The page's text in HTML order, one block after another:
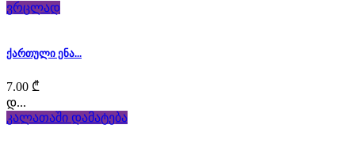
toward
swiss
franck
mueller
ვრცლად
ქართული ენა...
7.00 ₾
დ...
კალათაში დამატება